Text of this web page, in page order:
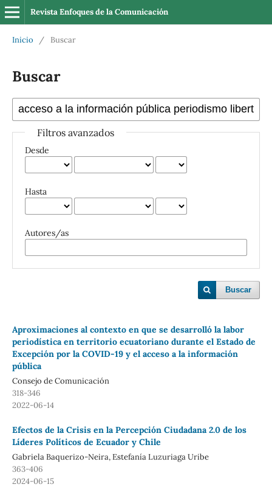
Revista Enfoques de la Comunicación
Inicio / Buscar
Buscar
Filtros avanzados
Desde
Hasta
Autores/as
Buscar
Aproximaciones al contexto en que se desarrolló la labor
periodística en territorio ecuatoriano durante el Estado de
Excepción por la COVID-19 y el acceso a la información
pública
Consejo de Comunicación
318-346
2022-06-14
Efectos de la Crisis en la Percepción Ciudadana 2.0 de los
Líderes Políticos de Ecuador y Chile
Gabriela Baquerizo-Neira, Estefanía Luzuriaga Uribe
363-406
2024-06-15